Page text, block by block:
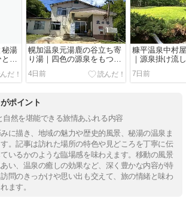
秘湯
り
幌加温泉元湯鹿の谷立ち寄
り湯｜四色の源泉をもつ秘
境の中の秘湯中の秘湯
4日前
糠平温泉中村
｜源泉掛け流
ダンさの両立
7日前
ポイント
自然を堪能できる旅情あふれる内容
に描き、地域の魅力や歴史的風景、秘湯の温泉ま
。記事は訪れた場所の特色や見どころを丁寧に伝
いるかのような臨場感を味わえます。移動の風景
い、温泉の癒しの効果など、深く豊かな内容が特
問のきっかけや思い出も交えて、旅の情緒と味わ
ます。